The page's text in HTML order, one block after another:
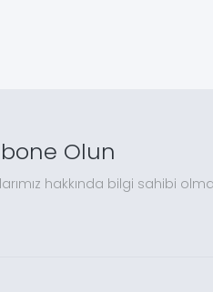
Olun
hakkında bilgi sahibi